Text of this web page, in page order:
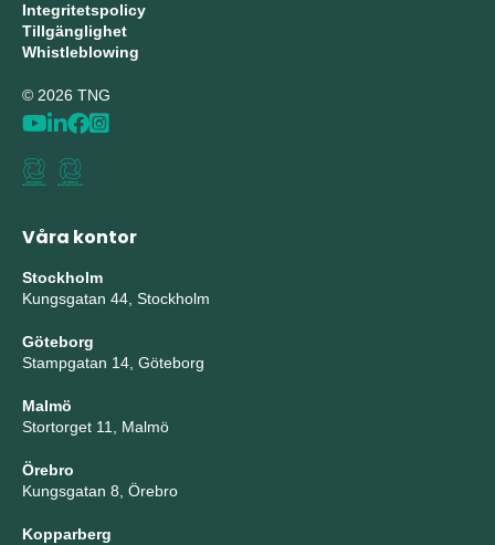
Integritetspolicy
Tillgänglighet
Whistleblowing
© 2026 TNG
Våra kontor
Stockholm
Kungsgatan 44, Stockholm
Göteborg
Stampgatan 14, Göteborg
Malmö
Stortorget 11, Malmö
Örebro
Kungsgatan 8, Örebro
Kopparberg